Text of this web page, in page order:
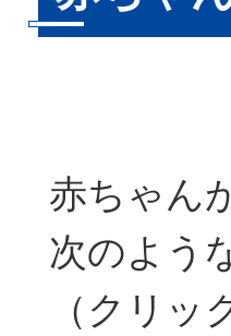
赤ちゃん
次のよう
（クリ